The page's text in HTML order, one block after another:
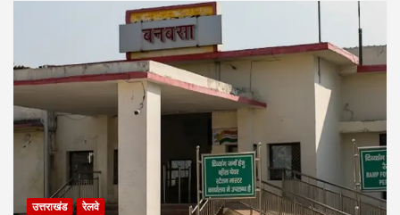
उत्तराखंड रेलवे